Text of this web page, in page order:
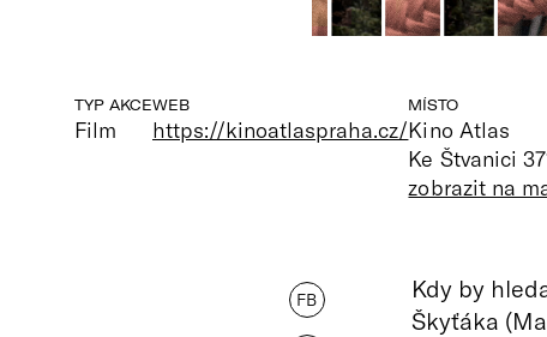
TYP AKCE
Film
WEB
https://kinoatlaspraha.cz/
MÍSTO
Kino Atlas
Ke Štvanici
zobrazit na
FB
Kdy by
Škyťáka